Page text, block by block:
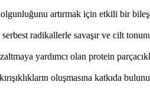
artırmak için etkili bir
radikallerle savaşır ve cilt
yardımcı olan protein
oluşmasına katkıda